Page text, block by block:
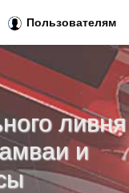
ливня
и
Пользователям